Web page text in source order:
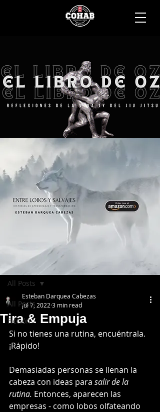
All Posts
Ficción
All Posts
Tira & Empuja
Esteban Darquea Cabezas
Jul 7, 2022 3 min read
Si no tienes una rutina, encuéntrala.
¡Rápido!
Demasiadas personas se llenan la
cabeza con ideas para salir de la
rutina. Entonces, aparecen las
empresas - como lobos olfateando